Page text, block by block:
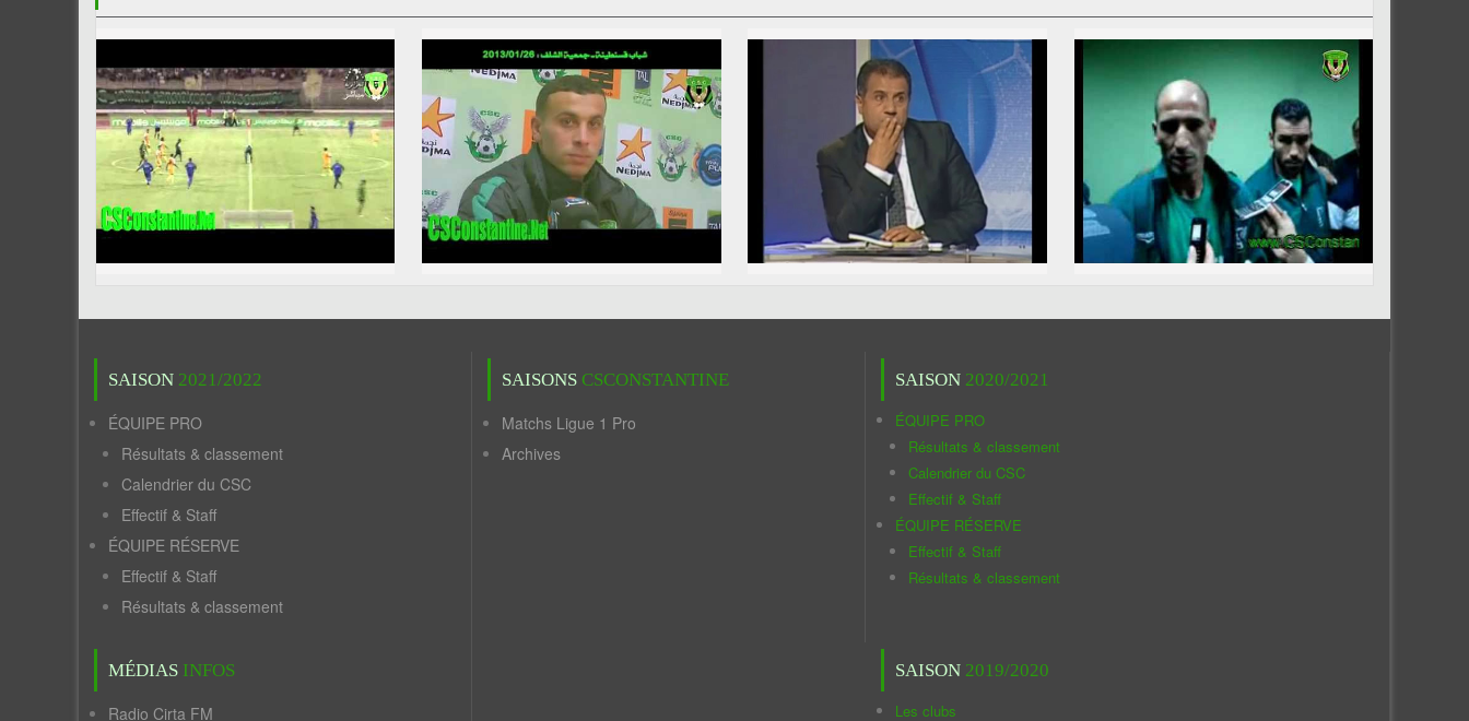
SAISON 2021/2022
ÉQUIPE PRO
Résultats & classement
Calendrier du CSC
Effectif & Staff
ÉQUIPE RÉSERVE
Effectif & Staff
Résultats & classement
MÉDIAS INFOS
Radio Cirta FM
SAISONS CSCONSTANTINE
Matchs Ligue 1 Pro
Archives
SAISON 2020/2021
ÉQUIPE PRO
Résultats & classement
Calendrier du CSC
Effectif & Staff
ÉQUIPE RÉSERVE
Effectif & Staff
Résultats & classement
SAISON 2019/2020
Les clubs